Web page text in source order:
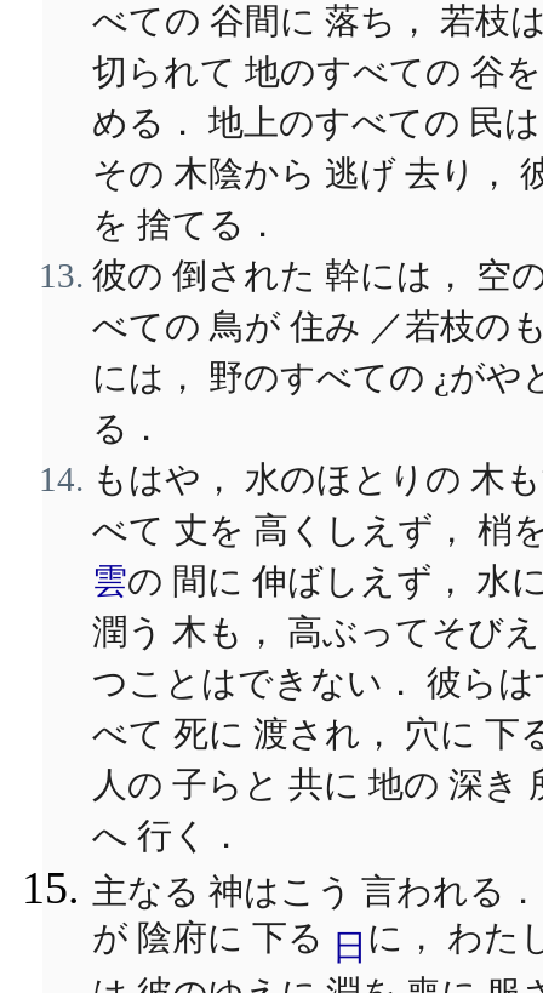
べての 谷間に 落ち， 若枝
切られて 地のすべての 谷
める． 地上のすべての 民
その 木陰から 逃げ 去り，
を 捨てる．
彼の 倒された 幹には， 空
べての 鳥が 住み ／若枝の
には， 野のすべての ¿がや
る．
もはや， 水のほとりの 木
べて 丈を 高くしえず， 梢
雲の 間に 伸ばしえず， 水
潤う 木も， 高ぶってそび
つことはできない． 彼らは
べて 死に 渡され， 穴に 下
人の 子らと 共に 地の 深き
へ 行く．
主なる 神はこう 言われる
が 陰府に 下る 日 に， わた